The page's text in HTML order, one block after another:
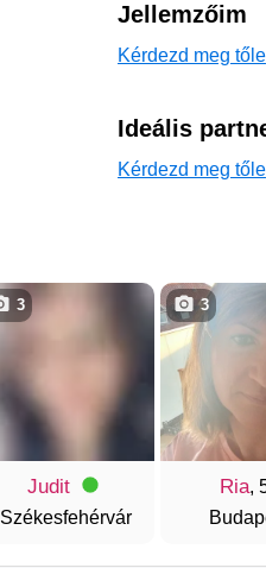
Jellemzőim
Kérdezd meg tőle
Ideális
Kérdezd meg tőle
Judit
Székesfehérvár
3
Ria,
3